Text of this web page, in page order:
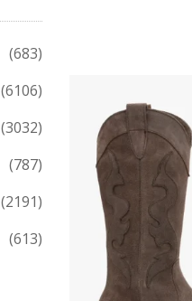
(683)
(6106)
(3032)
(787)
(2191)
(613)